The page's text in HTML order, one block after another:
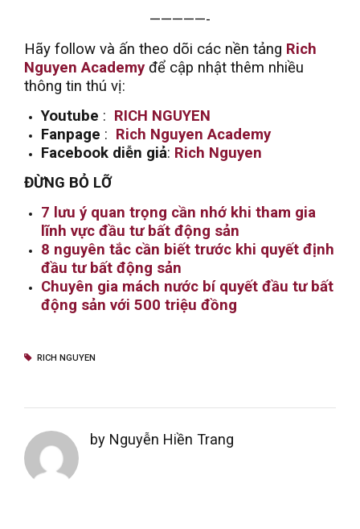
—————-
Hãy follow và ấn theo dõi các nền tảng Rich
Nguyen Academyđể cập nhật thêm nhiều
thông tin thú vị:
Youtube : RICH NGUYEN
Fanpage : Rich Nguyen Academy
Facebook diễn giả: Rich Nguyen
ĐỪNG BỎ LỠ
7 lưu ý quan trọng cần nhớ khi tham gia
lĩnh vực đầu tư bất động sản
8 nguyên tắc cần biết trước khi quyết định
đầu tư bất động sản
Chuyên gia mách nước bí quyết đầu tư bất
động sản với 500 triệu đồng
RICH NGUYEN
by Nguyễn Hiền Trang